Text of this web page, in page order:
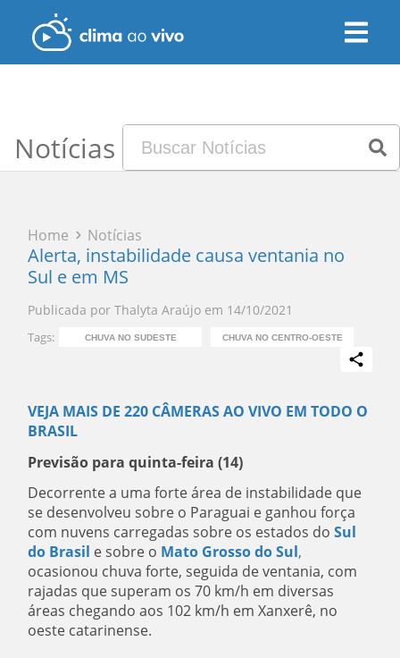
Notícias
Home Notícias
Alerta, instabilidade causa ventania no
Sul e em MS
Publicada por Thalyta Araújo em 14/10/2021
Tags: CHUVA NO SUDESTE CHUVA NO CENTRO-OESTE
VEJA MAIS DE 220 CÂMERAS AO VIVO EM TODO O
BRASIL
Previsão para quinta-feira (14)
Decorrente a uma forte área de instabilidade que
se desenvolveu sobre o Paraguai e ganhou força
com nuvens carregadas sobre os estados doSul
do Brasil e sobre o Mato Grosso do Sul,
ocasionou chuva forte, seguida de ventania, com
rajadas que superam os 70 km/h em diversas
áreas chegando aos 102 km/h em Xanxerê, no
oeste catarinense.